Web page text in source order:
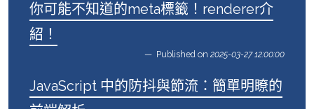
你可能不知道的meta標籤！renderer介
紹！
Published on 2025-03-27 12:00:00
JavaScript 中的防抖與節流：簡單明瞭的